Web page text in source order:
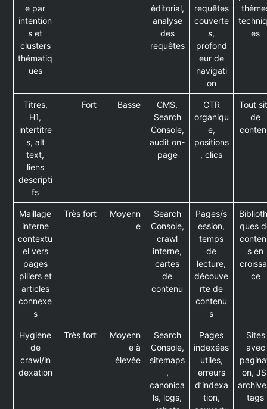
e par
intention
s et
clusters
thématiq
ues
éditorial,
analyse
des
requêtes
requêtes
couverte
s,
profond
eur de
navigati
on
es
Titres,
H1,
intertitre
s, alt
text,
liens
descripti
fs
Fort Basse
CMS,
Search
Console,
audit on-
page
CTR
organiqu
e,
positions
, clics
Tout
de
Maillage
interne
contextu
el vers
pages
piliers et
articles
connexe
s
Très fort
Moyenn
e
Search
Console,
crawl
interne,
cartes
de
contenu
Pages/s
ession,
temps
de
lecture,
découve
rte de
contenu
s
ques
s en
ce
Hygiène
de
crawl/in
dexation
Très fort
Moyenn
e à
élevée
Search
Console,
sitemaps
,
canonica
ls, logs,
Pages
indexées
utiles,
erreurs
d’indexa
tion,
Sites
avec
on,
tags